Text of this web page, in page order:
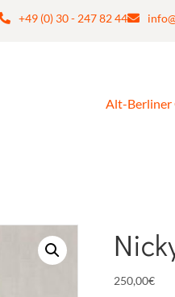
+49 (0) 30 - 247 82 44
Alt-Berliner
250,00€